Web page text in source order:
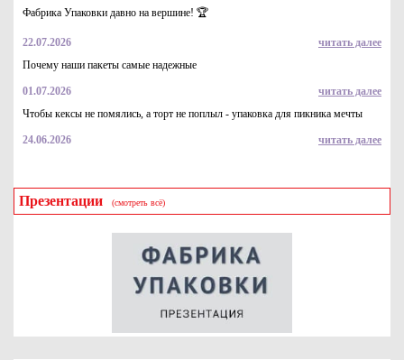
7 Купить
Лента атласная в рулоне 25мм*23м (8328) бирюзового
(голубого) цвета
Фабрика Упаковки давно на вершине! 🏆
22.07.2026
читать далее
Почему наши пакеты самые надежные
01.07.2026
читать далее
Чтобы кексы не помялись, а торт не поплыл - упаковка для пикника мечты
24.06.2026 читать далее
Презентации (смотреть всё)